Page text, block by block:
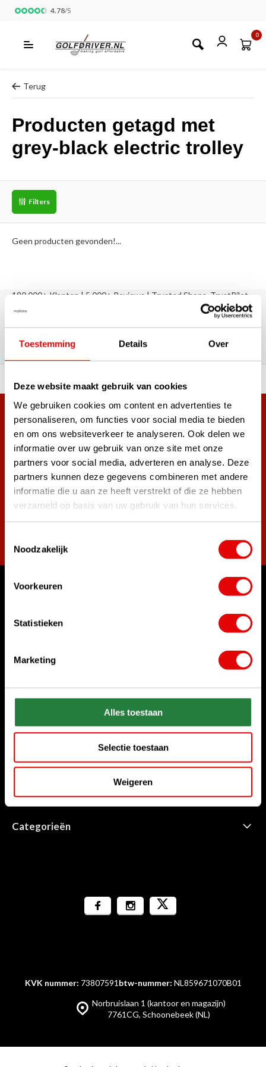
Toestemming Details Over
Deze website maakt gebruik van cookies
We gebruiken cookies om content en advertenties te
personaliseren, om functies voor social media te bieden
en om ons websiteverkeer te analyseren. Ook delen we
informatie over uw gebruik van onze site met onze
partners voor social media, adverteren en analyse. Deze
partners kunnen deze gegevens combineren met andere
informatie die u aan ze heeft verstrekt of die ze hebben
verzameld op basis van uw gebruik van hun services.
Noodzakelijk
Voorkeuren
Statistieken
Marketing
Alles toestaan
Selectie toestaan
Weigeren
4.78/5
0
Terug
Producten getagd met
grey-black electric trolley
Filters
Geen producten gevonden!...
180.000+ Klanten | 5.000+ Reviews | Trusted Shops, TrustPilot,
Reviews: Onze klanten aan het
woord
Meer dan 38.000 klanten hebben zich al
aangemeld.
Word ook lid van de nieuwsbrief en mis nooit meer de beste
golf aanbiedingen!
Bel ons gerust
Chat met ons
Stuur ons een e-mail
sales@golfdriver.nl
Klantenservice
Informatie
Categorieën
Norbruislaan 1 (kantoor en magazijn)
7761CG, Schoonebeek (NL)
KVK nummer: 73807591 btw-nummer: NL859671070B01